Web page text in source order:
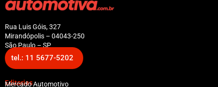
Rua Luis Góis, 327
Mirandópolis – 04043-250
São Paulo – SP
tel.: 11 5677-5202
Editorias
Mercado Automotivo